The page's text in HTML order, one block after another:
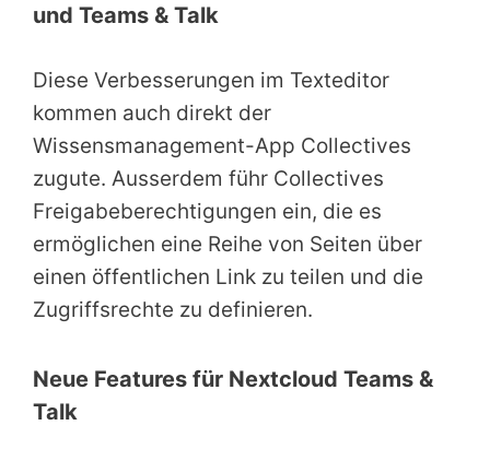
und Teams & Talk
Diese Verbesserungen im Texteditor
kommen auch direkt der
Wissensmanagement-App Collectives
zugute. Ausserdem führ Collectives
Freigabeberechtigungen ein, die es
ermöglichen eine Reihe von Seiten über
einen öffentlichen Link zu teilen und die
Zugriffsrechte zu definieren.
Neue Features für Nextcloud Teams &
Talk